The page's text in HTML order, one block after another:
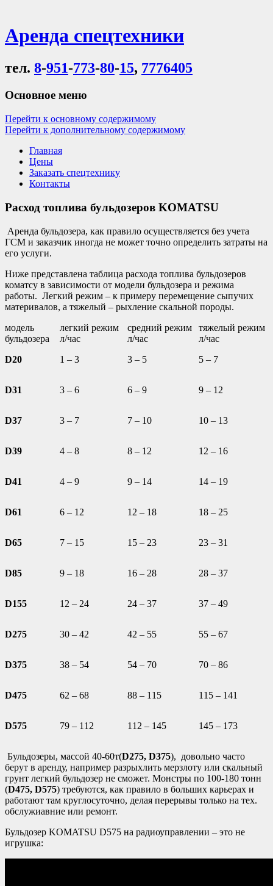
Аренда спецтехники
тел. 8-951-773-80-15, 7776405
Основное меню
Перейти к основному содержимому
Перейти к дополнительному содержимому
Главная
Цены
Заказать спецтехнику
Контакты
Расход топлива бульдозеров KOMATSU
Аренда бульдозера, как правило осуществляется без учета
ГСМ и заказчик иногда не может точно определить затраты на
его услуги.
Ниже представлена таблица расхода топлива бульдозеров
коматсу в зависимости от модели бульдозера и режима
работы. Легкий режим – к примеру перемещение сыпучих
материвалов, а тяжелый – рыхление скальной породы.
модель
бульдозера
легкий режим
л/час
средний режим
л/час
тяжелый режим
л/час
D20
1 – 3 3 – 5 5 – 7
D31 3 – 6 6 – 9 9 – 12
D37 3 – 7 7 – 10 10 – 13
D39 4 – 8 8 – 12 12 – 16
D41 4 – 9 9 – 14 14 – 19
D61 6 – 12 12 – 18 18 – 25
D65 7 – 15 15 – 23 23 – 31
D85 9 – 18 16 – 28 28 – 37
D155 12 – 24 24 – 37 37 – 49
D275 30 – 42 42 – 55 55 – 67
D375 38 – 54 54 – 70 70 – 86
D475 62 – 68 88 – 115 115 – 141
D575 79 – 112 112 – 145 145 – 173
Бульдозеры, массой 40-60т(D275, D375), довольно часто
берут в аренду, например разрыхлить мерзлоту или скальный
грунт легкий бульдозер не сможет. Монстры по 100-180 тонн
(D475, D575) требуются, как правило в больших карьерах и
работают там круглосуточно, делая перерывы только на тех.
обслужиавние или ремонт.
Бульдозер KOMATSU D575 на радиоуправлении – это не
игрушка: